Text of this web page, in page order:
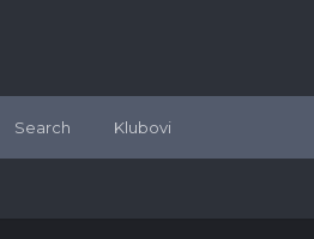
Search Klubovi